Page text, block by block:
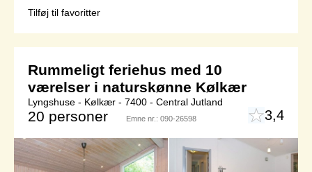
Tilføj til favoritter
Rummeligt feriehus med 10
værelser i naturskønne Kølkær
Lyngshuse - Kølkær - 7400 - Central Jutland
20 personer Emne nr.: 090-26598 3,4